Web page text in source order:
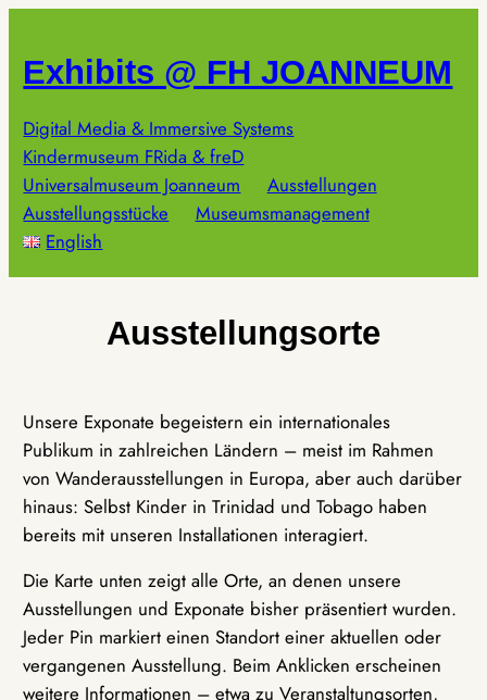
springen
Exhibits @ FH JOANNEUM
Digital Media & Immersive Systems
Kindermuseum FRida & freD
Universalmuseum Joanneum
Ausstellungen
Ausstellungsstücke
Museumsmanagement
English
Ausstellungsorte
Unsere Exponate begeistern ein internationales
Publikum in zahlreichen Ländern – meist im Rahmen
von Wanderausstellungen in Europa, aber auch darüber
hinaus: Selbst Kinder in Trinidad und Tobago haben
bereits mit unseren Installationen interagiert.
Die Karte unten zeigt alle Orte, an denen unsere
Ausstellungen und Exponate bisher präsentiert wurden.
Jeder Pin markiert einen Standort einer aktuellen oder
vergangenen Ausstellung. Beim Anklicken erscheinen
weitere Informationen – etwa zu Veranstaltungsorten,